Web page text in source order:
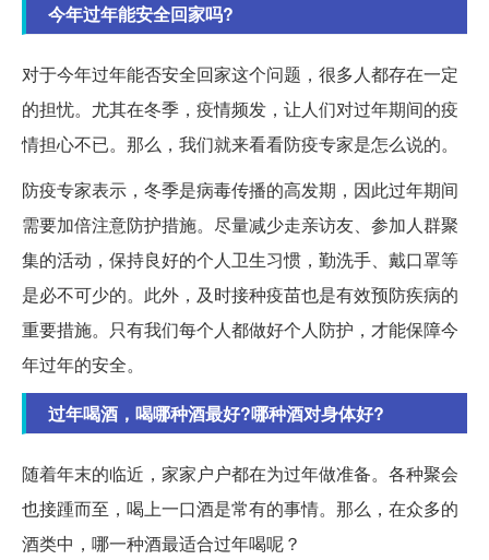
今年过年能安全回家吗?
对于今年过年能否安全回家这个问题，很多人都存在一定
的担忧。尤其在冬季，疫情频发，让人们对过年期间的疫
情担心不已。那么，我们就来看看防疫专家是怎么说的。
防疫专家表示，冬季是病毒传播的高发期，因此过年期间
需要加倍注意防护措施。尽量减少走亲访友、参加人群聚
集的活动，保持良好的个人卫生习惯，勤洗手、戴口罩等
是必不可少的。此外，及时接种疫苗也是有效预防疾病的
重要措施。只有我们每个人都做好个人防护，才能保障今
年过年的安全。
过年喝酒，喝哪种酒最好?哪种酒对身体好?
随着年末的临近，家家户户都在为过年做准备。各种聚会
也接踵而至，喝上一口酒是常有的事情。那么，在众多的
酒类中，哪一种酒最适合过年喝呢？